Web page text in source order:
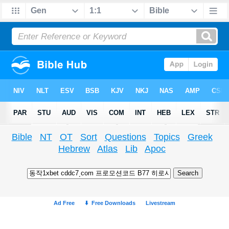
Bible NT OT Sort Questions Topics
Greek
Hebrew
Atlas Lib Apoc